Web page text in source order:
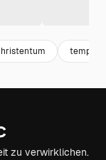
template
zu verwirklichen.